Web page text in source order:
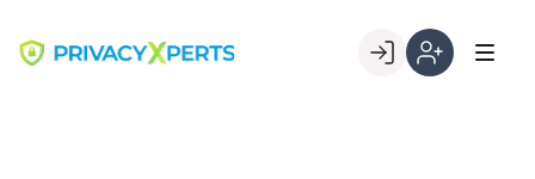
content
Go to landing page.